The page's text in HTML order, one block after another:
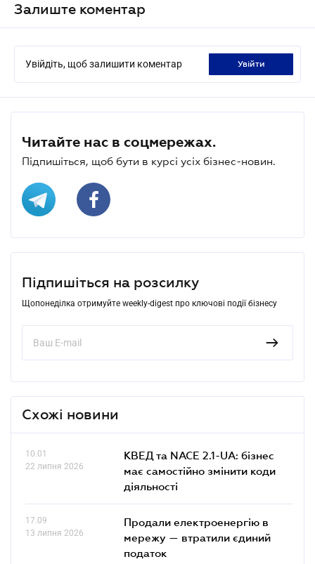
Залиште коментар
Увійдіть, щоб залишити коментар увійти
Читайте нас в соцмережах.
Підпишіться, щоб бути в курсі усіх бізнес-новин.
Підпишіться на розсилку
Щопонеділка отримуйте weekly-digest про ключові події бізнесу
Схожі новини
10.01
22 липня 2026
КВЕД та NACE 2.1-UA: бізнес
має самостійно змінити коди
діяльності
17.09
13 липня 2026
Продали електроенергію в
мережу — втратили єдиний
податок